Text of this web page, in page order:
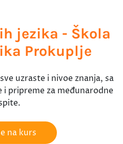
jezika - Škola
Prokuplje
uzraste i nivoe znanja, sa
pripreme za međunarodne
na kurs